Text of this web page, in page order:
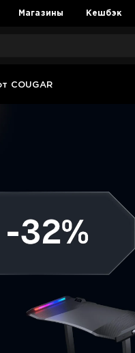
Магазины Кешбэк
COUGAR